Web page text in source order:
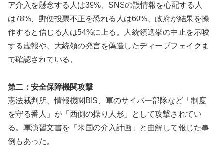
ア介入を懸念する人は39%、SNSの誤情報を心配する人
は78%、郵便投票不正を恐れる人は60%、政府が結果を操
作すると信じる人は54%に上る。大統領選挙の中止を示唆
する虚報や、大統領の発言を偽造したディープフェイクま
で確認されている。
第二：安全保障機関攻撃
憲法裁判所、情報機関BIS、軍のサイバー部隊など「制度
を守る番人」が「西側の操り人形」として攻撃されてい
る。軍演習文書を「米国の介入計画」と曲解して報じた事
例もあった。